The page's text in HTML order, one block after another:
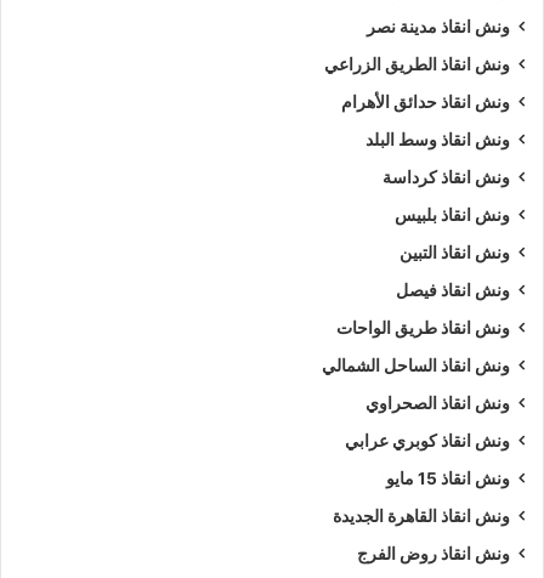
ونش انقاذ مدينة نصر
ونش انقاذ الطريق الزراعي
ونش انقاذ حدائق الأهرام
ونش انقاذ وسط البلد
ونش انقاذ كرداسة
ونش انقاذ بلبيس
ونش انقاذ التبين
ونش انقاذ فيصل
ونش انقاذ طريق الواحات
ونش انقاذ الساحل الشمالي
ونش انقاذ الصحراوي
ونش انقاذ كوبري عرابي
ونش انقاذ 15 مايو
ونش انقاذ القاهرة الجديدة
ونش انقاذ روض الفرج